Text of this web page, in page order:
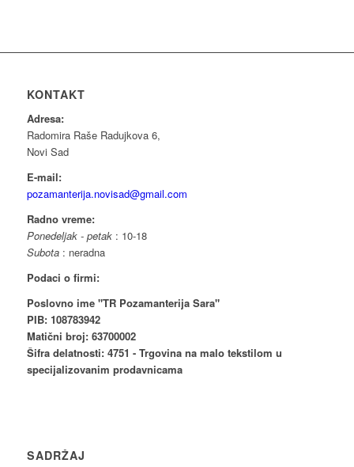
KONTAKT
Adresa:
Radomira Raše Radujkova 6,
Novi Sad
E-mail:
pozamanterija.novisad@gmail.com
Radno vreme:
Ponedeljak - petak: 10-18
Subota: neradna
Podaci o firmi:
Poslovno ime "TR Pozamanterija Sara"
PIB: 108783942
Matični broj: 63700002
Šifra delatnosti: 4751 - Trgovina na malo tekstilom u
specijalizovanim prodavnicama
SADRŽAJ